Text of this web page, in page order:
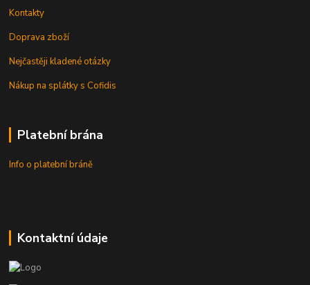
Kontakty
Doprava zboží
Nejčastěji kladené otázky
Nákup na splátky s Cofidis
Platební brána
Info o platební bráně
Kontaktní údaje